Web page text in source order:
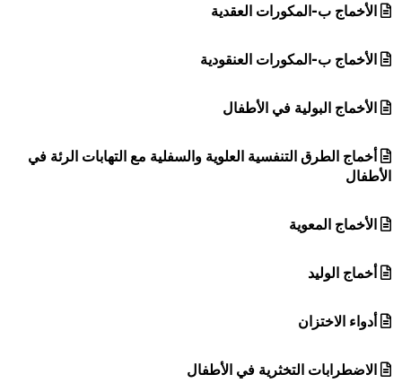
الأخماج ب-المكورات العقدية
الأخماج ب-المكورات العنقودية
الأخماج البولية في الأطفال
أخماج الطرق التنفسية العلوية والسفلية مع التهابات الرئة في
الأطفال
الأخماج المعوية
أخماج الوليد
أدواء الاختزان
الاضطرابات التخثرية في الأطفال